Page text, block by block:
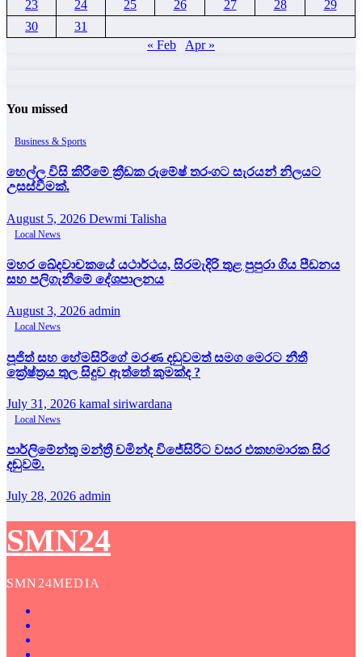
23
24 25 26 27 28
29
30
31
« Feb
Apr »
You missed
Business & Sports
හෙල්ල විසි කිරීමේ ක්‍රීඩක රුමේෂ් තරංගට සැරයන් නිලයට
උසස්වීමක්.
August 5, 2026 Dewmi Talisha
Local News
මහර ඛේදවාචකයේ යථාර්ථය, සිරමැදිරි තුළ පුපුරා ගිය පීඩනය
සහ පලිගැනීමේ දේශපාලනය
August 3, 2026 admin
Local News
පූජිත් සහ හේමසිරිගේ මරණ දඩුවමත් සමග මෙරට නීතී
ක්‍රේෂ්ත්‍රය තුල සිදුව ඇත්තේ කුමක්ද ?
July 31, 2026 kamal siriwardana
Local News
පාර්ලිමේන්තු මන්ත්‍රී චමින්ද විජේසිරිට වසර එකහමාරක සිර
දඬුවම්.
July 28, 2026 admin
SMN24
SMN24MEDIA